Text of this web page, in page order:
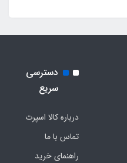
دسترسی
سریع
درباره کالا اسپرت
تماس با ما
راهنمای خرید